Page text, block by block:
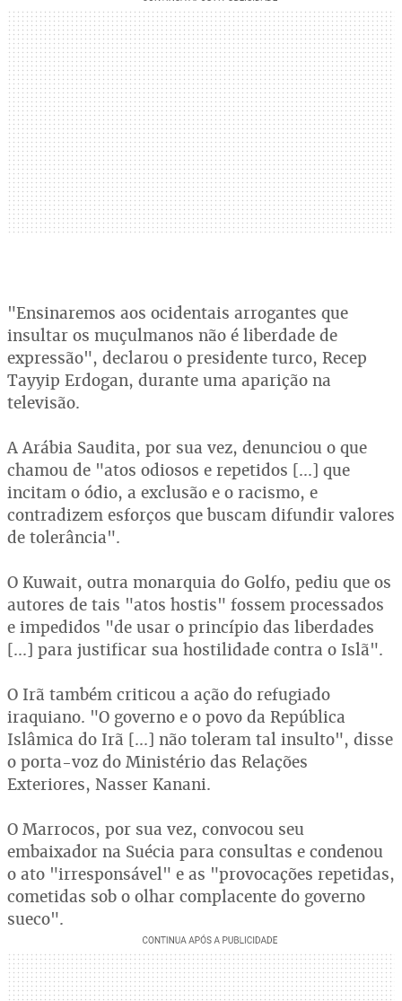
"Ensinaremos aos ocidentais arrogantes que
insultar os muçulmanos não é liberdade de
expressão", declarou o presidente turco, Recep
Tayyip Erdogan, durante uma aparição na
televisão.
A Arábia Saudita, por sua vez, denunciou o que
chamou de "atos odiosos e repetidos [...] que
incitam o ódio, a exclusão e o racismo, e
contradizem esforços que buscam difundir valores
de tolerância".
O Kuwait, outra monarquia do Golfo, pediu que os
autores de tais "atos hostis" fossem processados
e impedidos "de usar o princípio das liberdades
[...] para justificar sua hostilidade contra o Islã".
O Irã também criticou a ação do refugiado
iraquiano. "O governo e o povo da República
Islâmica do Irã [...] não toleram tal insulto", disse
o porta-voz do Ministério das Relações
Exteriores, Nasser Kanani.
O Marrocos, por sua vez, convocou seu
embaixador na Suécia para consultas e condenou
o ato "irresponsável" e as "provocações repetidas,
cometidas sob o olhar complacente do governo
sueco".